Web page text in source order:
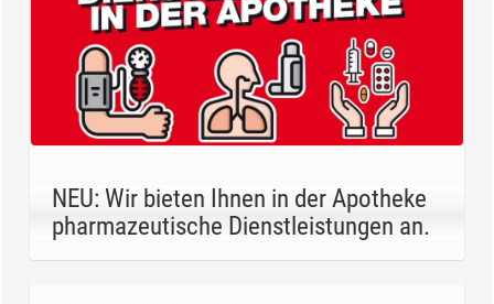
NEU: Wir bieten Ihnen in der Apotheke
pharmazeutische Dienstleistungen an.